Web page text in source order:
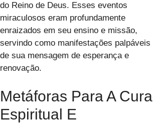
do Reino de Deus. Esses eventos
miraculosos eram profundamente
enraizados em seu ensino e missão,
servindo como manifestações palpáveis
de sua mensagem de esperança e
renovação.
Metáforas Para A Cura
Espiritual E